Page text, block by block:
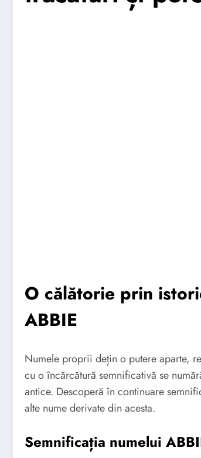
O călătorie prin
ABBIE
Numele proprii dețin o putere aparte,
cu o încărcătură semnificativă se
antice. Descoperă în continuare
alte nume derivate din acesta.
Semnificația numelui